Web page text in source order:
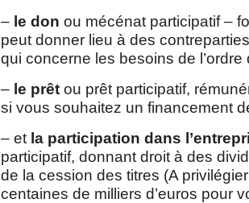
– le don ou mécénat participatif –
peut donner lieu à des
qui concerne les besoins de
– le prêt ou prêt participatif,
si vous souhaitez un financement
– et la participation dans
participatif, donnant droit à des
de la cession des titres (A
centaines de milliers d’euros pour